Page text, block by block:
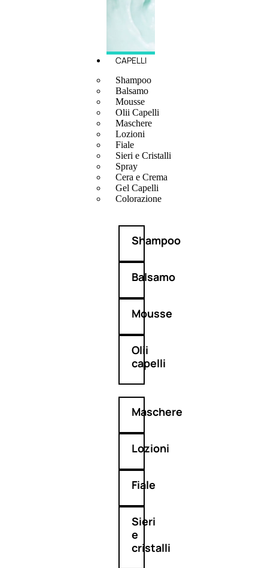
CAPELLI
Shampoo
Balsamo
Mousse
Olii Capelli
Maschere
Lozioni
Fiale
Sieri e Cristalli
Spray
Cera e Crema
Gel Capelli
Colorazione
Shampoo
Balsamo
Mousse
Olii
capelli
Maschere
Lozioni
Fiale
Sieri
e
cristalli